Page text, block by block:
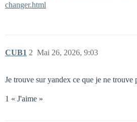
changer.html
CUB1 Mai 26, 2026, 9:03
2
Je trouve sur yandex ce que je ne trouve
1 « J'aime »